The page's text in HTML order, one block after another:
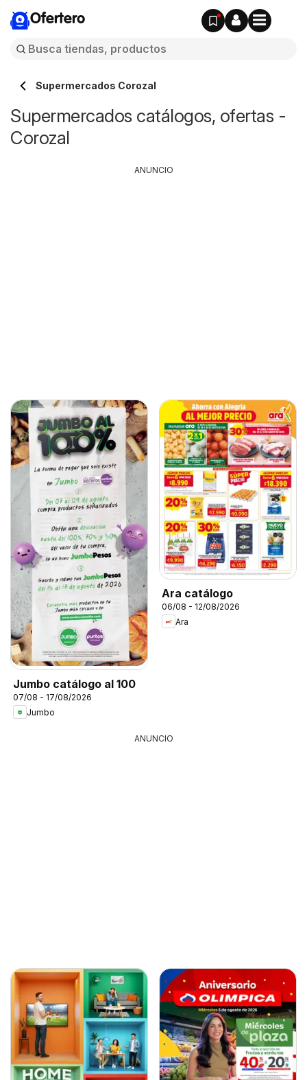
Ofertero
Supermercados Corozal
Supermercados catálogos, ofertas -
Corozal
Jumbo catálogo al 100
07/08 - 17/08/2026
Jumbo
Ara catálogo
06/08 - 12/08/2026
Ara
ANUNCIO
ANUNCIO